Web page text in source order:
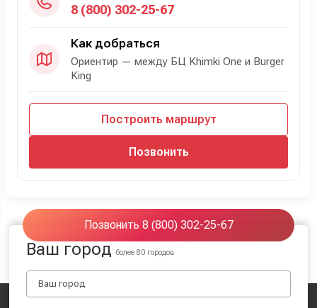
8 (800) 302-25-67
Как добраться
Ориентир — между БЦ Khimki One и Burger
King
Построить маршрут
Позвонить
Позвонить 8 (800) 302-25-67
Ваш городболее 80 городов